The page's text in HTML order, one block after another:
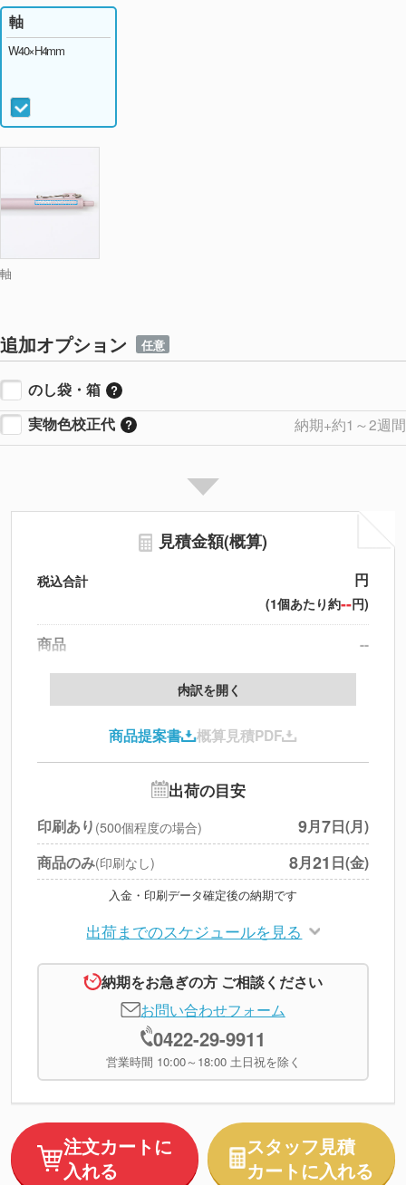
軸
軸
W40×H4mm
追加オプション 任意
のし袋・箱
実物色校正代
納期+約1～2週間
見積金額(概算)
税込合計 円
(1個あたり約--円)
商品
--
製版代
印刷代
北海道・沖縄・離島 別途
※上記小計は税別です
内訳を開く
商品提案書 概算見積PDF
出荷の目安
印刷あり (500個程度の場合) 9月7日(月)
商品のみ(印刷なし) 8月21 日(金)
入金・印刷データ確定後の納期です
出荷までのスケジュールを見る
納期をお急ぎの方 ご相談ください
お問い合わせフォーム
0422-29-9911
営業時間 10:00～18:00 土日祝を除く
注文カートに
入れる
スタッフ見積
カートに入れる